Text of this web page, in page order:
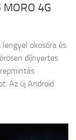
MORO 4G
okosóra és
díjnyertes
Az új Android